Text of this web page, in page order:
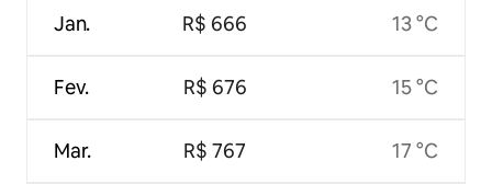
Jan.
Fev.
Mar.
R$ 666
R$ 676
R$ 767
13 °C
15 °C
17 °C